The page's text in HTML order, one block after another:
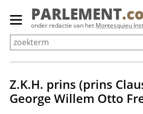
Overslaan
Primair
menu
tonen/verbergen
PARLEMENT
onder redactie van het Montesquieu
Z.K.H. prins (prins
George Willem Otto